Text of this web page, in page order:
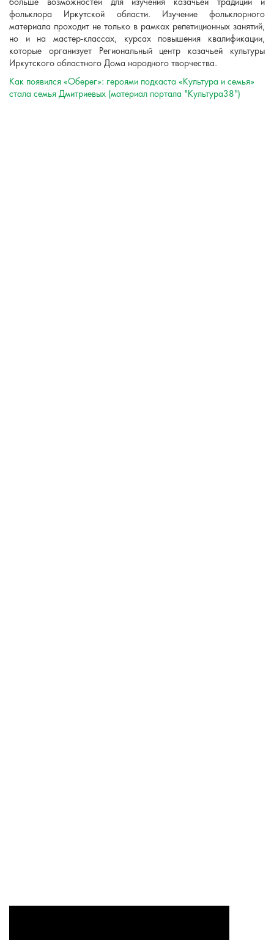
больше возможностей для изучения казачьей традиции и
фольклора Иркутской области. Изучение фольклорного
материала проходит не только в рамках репетиционных занятий,
но и на мастер-классах, курсах повышения квалификации,
которые организует Региональный центр казачьей культуры
Иркутского областного Дома народного творчества.
Как появился «Оберег»: героями подкаста «Культура и семья»
стала семья Дмитриевых (материал портала "Культура38")